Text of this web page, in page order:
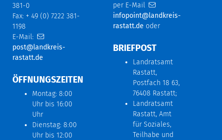
381-0
Fax: + 49 (0) 7222 381-
1198
E-Mail:
post@landkreis-
rastatt.de
ÖFFNUNGSZEITEN
Montag: 8:00
Uhr bis 16:00
Uhr
Dienstag: 8:00
Uhr bis 12:00
per E-Mail
infopoint@landkreis-
rastatt.de oder
BRIEFPOST
Landratsamt
Rastatt,
Postfach 18 63,
76408 Rastatt;
Landratsamt
Rastatt, Amt
für Soziales,
Teilhabe und